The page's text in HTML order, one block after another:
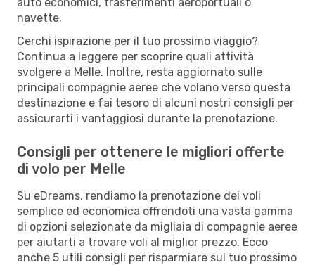
navette.
Cerchi ispirazione per il tuo prossimo viaggio?
Continua a leggere per scoprire quali attività
svolgere a Melle. Inoltre, resta aggiornato sulle
principali compagnie aeree che volano verso questa
destinazione e fai tesoro di alcuni nostri consigli per
assicurarti i vantaggiosi durante la prenotazione.
Consigli per ottenere le migliori offerte
di volo per Melle
Su eDreams, rendiamo la prenotazione dei voli
semplice ed economica offrendoti una vasta gamma
di opzioni selezionate da migliaia di compagnie aeree
per aiutarti a trovare voli al miglior prezzo. Ecco
anche 5 utili consigli per risparmiare sul tuo prossimo